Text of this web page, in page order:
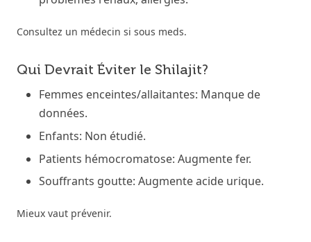
Consultez un médecin si sous meds.
Qui Devrait Éviter le Shilajit?
Femmes enceintes/allaitantes: Manque de
données.
Enfants: Non étudié.
Patients hémocromatose: Augmente fer.
Souffrants goutte: Augmente acide urique.
Mieux vaut prévenir.